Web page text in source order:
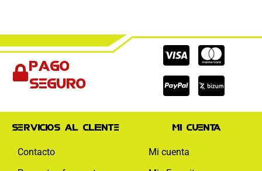
Pago
seguro
Cc-
visa
Cc-
Cc-
paypal
Servicios al cliente
Contacto
Mi cuenta
Mi cuenta